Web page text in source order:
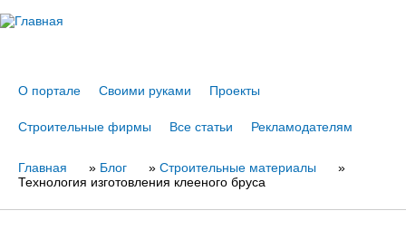
О портале Своими руками Проекты
Строительные фирмы Все статьи Рекламодателям
Вы
Главная » Блог » Строительные материалы
»
Технология изготовления клееного бруса